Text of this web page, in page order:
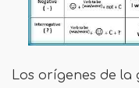
Los orígenes de la